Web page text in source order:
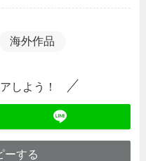
海外作品
しよう！
ーする